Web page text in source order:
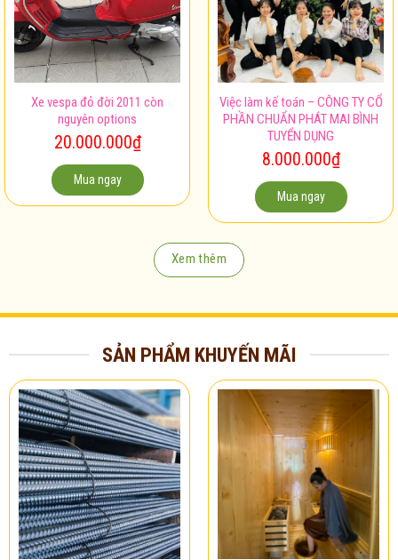
Xe vespa đỏ đời 2011 còn
nguyên options
20.000.000₫
Việc làm kế toán – CÔNG TY CỔ
PHẦN CHUẨN PHÁT MAI BÌNH
TUYỂN DỤNG
8.000.000₫
SẢN PHẨM KHUYẾN MÃI